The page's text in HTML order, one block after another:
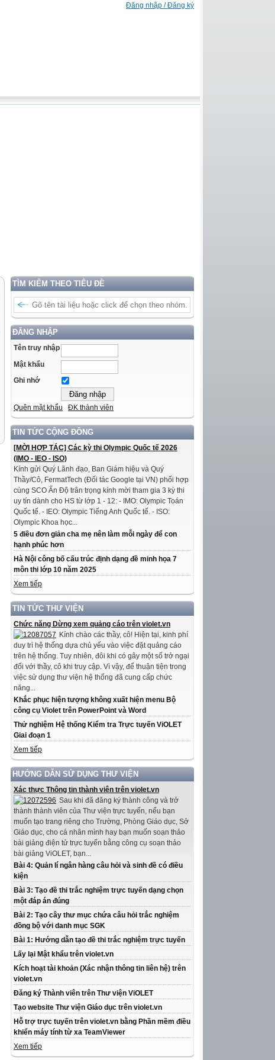
Đăng nhập / Đăng ký
TÌM KIẾM THEO TIÊU ĐỀ
ĐĂNG NHẬP
Tên truy nhập
Mật khẩu
Ghi nhớ
Quên mật khẩu ĐK thành viên
TIN TỨC CỘNG ĐỒNG
[MỜI HỢP TÁC] Các kỳ thi Olympic Quốc tế 2026
(IMO - IEO - ISO)
Kính gửi Quý Lãnh đạo, Ban Giám hiệu và Quý
Thầy/Cô, FermatTech (Đối tác Google tại VN) phối hợp
cùng SCO Ấn Độ trân trọng kính mời tham gia 3 kỳ thi
uy tín dành cho HS từ lớp 1 - 12: - IMO: Olympic Toán
Quốc tế. - IEO: Olympic Tiếng Anh Quốc tế. - ISO:
Olympic Khoa học...
5 điều đơn giản cha mẹ nên làm mỗi ngày để con
hạnh phúc hơn
Hà Nội công bố cấu trúc định dạng đề minh họa 7
môn thi lớp 10 năm 2025
Xem tiếp
TIN TỨC THƯ VIỆN
Chức năng Dừng xem quảng cáo trên violet.vn
Kính chào các thầy, cô! Hiện tại, kinh phí
duy trì hệ thống dựa chủ yếu vào việc đặt quảng cáo
trên hệ thống. Tuy nhiên, đôi khi có gây một số trở ngại
đối với thầy, cô khi truy cập. Vì vậy, để thuận tiện trong
việc sử dụng thư viện hệ thống đã cung cấp chức
năng...
Khắc phục hiện tượng không xuất hiện menu Bộ
công cụ Violet trên PowerPoint và Word
Thử nghiệm Hệ thống Kiểm tra Trực tuyến ViOLET
Giai đoạn 1
Xem tiếp
HƯỚNG DẪN SỬ DỤNG THƯ VIỆN
Xác thực Thông tin thành viên trên violet.vn
Sau khi đã đăng ký thành công và trở
thành thành viên của Thư viện trực tuyến, nếu bạn
muốn tạo trang riêng cho Trường, Phòng Giáo dục, Sở
Giáo dục, cho cá nhân mình hay bạn muốn soạn thảo
bài giảng điện tử trực tuyến bằng công cụ soạn thảo
bài giảng ViOLET, bạn...
Bài 4: Quản lí ngân hàng câu hỏi và sinh đề có điều
kiện
Bài 3: Tạo đề thi trắc nghiệm trực tuyến dạng chọn
một đáp án đúng
Bài 2: Tạo cây thư mục chứa câu hỏi trắc nghiệm
đồng bộ với danh mục SGK
Bài 1: Hướng dẫn tạo đề thi trắc nghiệm trực tuyến
Lấy lại Mật khẩu trên violet.vn
Kích hoạt tài khoản (Xác nhận thông tin liên hệ) trên
violet.vn
Đăng ký Thành viên trên Thư viện ViOLET
Tạo website Thư viện Giáo dục trên violet.vn
Hỗ trợ trực tuyến trên violet.vn bằng Phần mềm điều
khiển máy tính từ xa TeamViewer
Xem tiếp